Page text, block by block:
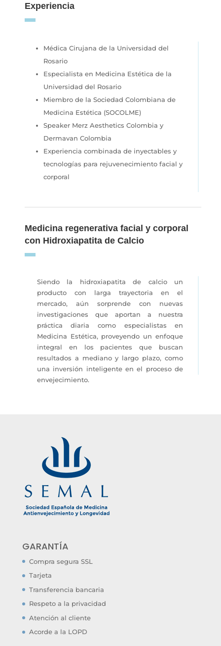
Experiencia
Médica Cirujana de la Universidad del
Rosario
Especialista en Medicina Estética de la
Universidad del Rosario
Miembro de la Sociedad Colombiana de
Medicina Estética (SOCOLME)
Speaker Merz Aesthetics Colombia y
Dermavan Colombia
Experiencia combinada de inyectables y
tecnologías para rejuvenecimiento facial y
corporal
Medicina regenerativa facial y corporal
con Hidroxiapatita de Calcio
Siendo la hidroxiapatita de calcio un
producto con larga trayectoria en el
mercado, aún sorprende con nuevas
investigaciones que aportan a nuestra
práctica diaria como especialistas en
Medicina Estética, proveyendo un enfoque
integral en los pacientes que buscan
resultados a mediano y largo plazo, como
una inversión inteligente en el proceso de
envejecimiento.
GARANTÍA
Compra segura SSL
Tarjeta
Transferencia bancaria
Respeto a la privacidad
Atención al cliente
Acorde a la LOPD